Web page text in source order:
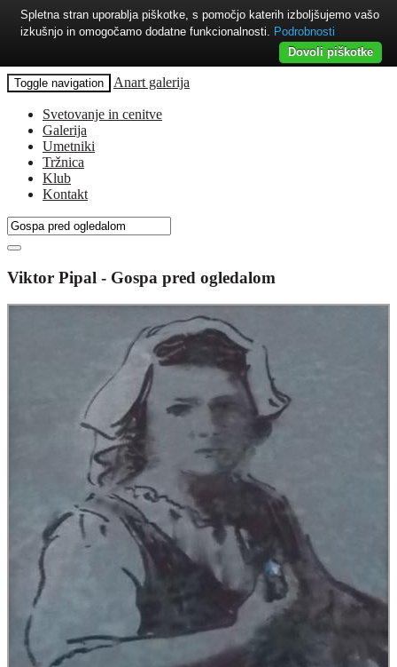
Toggle navigation Anart galerija
Svetovanje in cenitve
Galerija
Umetniki
Tržnica
Klub
Kontakt
Viktor Pipal - Gospa pred ogledalom
Spletna stran uporablja piškotke, s pomočjo katerih izboljšujemo vašo
izkušnjo in omogočamo dodatne funkcionalnosti. Podrobnosti
Dovoli piškotke